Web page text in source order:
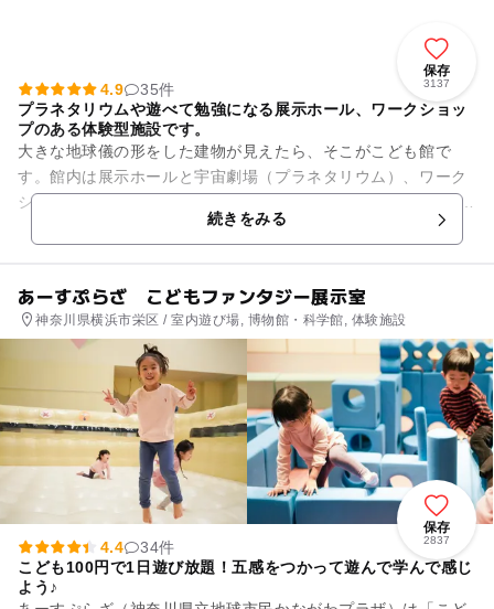
保存
3137
4.9
35件
プラネタリウムや遊べて勉強になる展示ホール、ワークショッ
プのある体験型施設です。
大きな地球儀の形をした建物が見えたら、そこがこども館で
す。館内は展示ホールと宇宙劇場（プラネタリウム）、ワーク
ショップ室に分かれています。 地下1階展示ホールと2階円環ギ
続きをみる
あーすぷらざ こどもファンタジー展示室
神奈川県横浜市栄区 / 室内遊び場, 博物館・科学館, 体験施設
保存
2837
4.4
34件
こども100円で1日遊び放題！五感をつかって遊んで学んで感じ
よう♪